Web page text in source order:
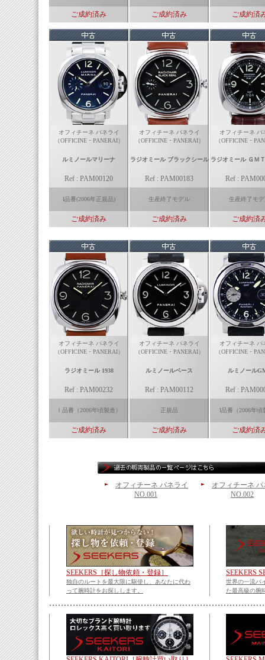
ご成約済み ご成約済み ご成約済
オフィチーネ パネライ
（OFFICINE・PANERAI）
ルミノールマリーナ
Ref : PAM00120
I品番(2006年正規品)
ご成約済み
オフィチーネ パネライ
（OFFICINE・PANERAI）
ラジオミール ブラックシール
Ref : PAM00183
生産終了モデル
ご成約済み
オフィチーネ パ
（OFFICINE・
ラジオミール ＧＭ
Ref :
生産終了モ
ご成約済
オフィチーネ パネライ
（OFFICINE・PANERAI）
ラジオミール 1938
Ref : PAM00232
Ｉ品番（2006年頃製造）
ご成約済み
オフィチーネ パネライ
（OFFICINE・PANERAI）
ルミノールベース
Ref : PAM00112
正規品
ご成約済み
オフィチーネ パ
（OFFICINE・
ルミノール
Ref :
I品番（2006年頃
ご成約済
オフィチーネ パネライ
NO.001
オフィチーネ
NO.002
SEEKERS［探し物依頼・登録］
独自のルートを最大限に駆使し、あなたに代わ
って腕時計をお探しします。
SEEKERS
世界の一流バ
た最高級の腕